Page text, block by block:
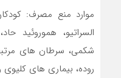
موارد منع مصرف:
السراتیو، هموروئید
شکمی، سرطان های
روده، بیماری های